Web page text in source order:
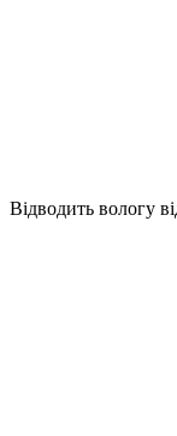
Відводить вологу